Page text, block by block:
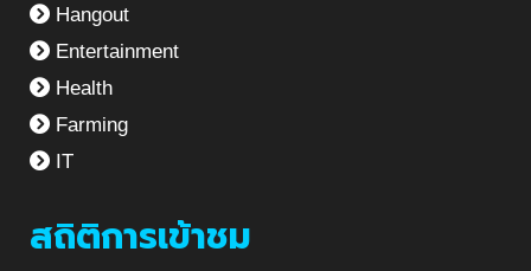
Hangout
Entertainment
Health
Farming
IT
สถิติการเข้าชม